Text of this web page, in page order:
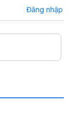
Đăng nhập